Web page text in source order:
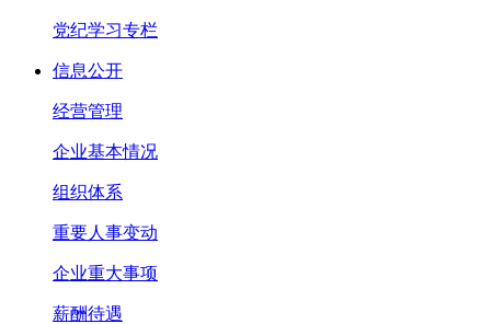
党纪学习专栏
信息公开
经营管理
企业基本情况
组织体系
重要人事变动
企业重大事项
薪酬待遇